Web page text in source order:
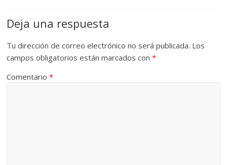
Deja una respuesta
Tu dirección de correo electrónico no será publicada. Los
campos obligatorios están marcados con*
Comentario*